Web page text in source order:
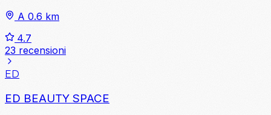
A 0.6 km
4.7
23 recensioni
ED
ED BEAUTY SPACE